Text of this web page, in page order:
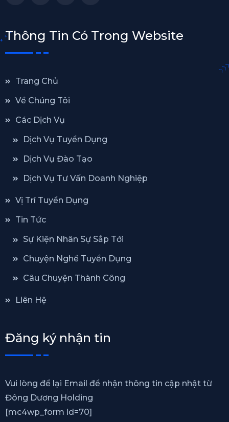
Thông Tin Có Trong Website
Trang Chủ
Về Chúng Tôi
Các Dịch Vụ
Dịch Vụ Tuyển Dụng
Dịch Vụ Đào Tạo
Dịch Vụ Tư Vấn Doanh Nghiệp
Vị Trí Tuyển Dụng
Tin Tức
Sự Kiện Nhân Sự Sắp Tới
Chuyện Nghề Tuyển Dụng
Câu Chuyện Thành Công
Liên Hệ
Đăng ký nhận tin
Vui lòng để lại Email để nhận thông tin cập nhật từ
Đông Dương Holding
[mc4wp_form id=70]